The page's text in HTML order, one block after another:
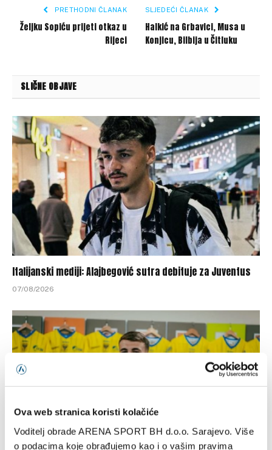
Ova web stranica koristi kolačiće
Voditelj obrade ARENA SPORT BH d.o.o. Sarajevo. Više
o podacima koje obrađujemo kao i o vašim pravima
PRETHODNI ČLANAK
Željku Sopiću prijeti otkaz u
Rijeci
SLJEDEĆI ČLANAK
Halkić na Grbavici, Musa u
Konjicu, Bilbija u Čitluku
SLIČNE OBJAVE
Italijanski mediji: Alajbegović sutra debituje za Juventus
07/08/2026